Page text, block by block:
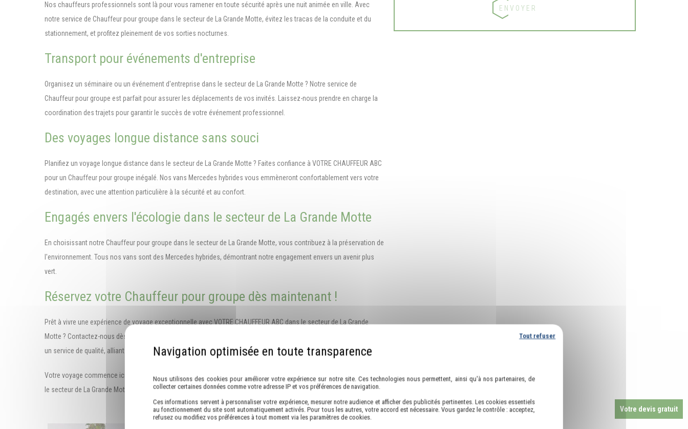
Nos chauffeurs professionnels sont là pour vous ramener en toute sécurité après une nuit animée en ville. Avec
notre service de Chauffeur pour groupe dans le secteur de La Grande Motte, évitez les tracas de la conduite et du
stationnement, et profitez pleinement de vos sorties nocturnes.
Transport pour événements d'entreprise
Organisez un séminaire ou un événement d'entreprise dans le secteur de La Grande Motte ? Notre service de
Chauffeur pour groupe est parfait pour assurer les déplacements de vos invités. Laissez-nous prendre en charge la
coordination des trajets pour garantir le succès de votre événement professionnel.
Des voyages longue distance sans souci
Planifiez un voyage longue distance dans le secteur de La Grande Motte ? Faites confiance à VOTRE CHAUFFEUR ABC
pour un Chauffeur pour groupe inégalé. Nos vans Mercedes hybrides vous emmèneront confortablement vers votre
destination, avec une attention particulière à la sécurité et au confort.
Engagés envers l'écologie dans le secteur de La Grande Motte
En choisissant notre Chauffeur pour groupe dans le secteur de La Grande Motte, vous contribuez à la préservation de
l'environnement. Tous nos vans sont des Mercedes hybrides, démontrant notre engagement envers un avenir plus
vert.
Réservez votre Chauffeur pour groupe dès maintenant !
Prêt à vivre une expérience de voyage exceptionnelle avec VOTRE CHAUFFEUR ABC dans le secteur de La Grande
Motte ? Contactez-nous dès maintenant pour réserver vos vans pour groupe. Nous sommes impatients de vous offrir
un service de qualité, alliant confort, style et responsabilité environnementale.
Votre voyage commence ici avec VOTRE CHAUFFEUR ABC, votre partenaire Chauffeur pour groupe de confiance dans
le secteur de La Grande Motte.
Votre devis gratuit
Nous utilisons des cookies pour améliorer votre expérience sur notre site. Ces technologies nous permettent, ainsi qu'à nos partenaires, de
collecter certaines données comme votre adresse IP et vos préférences de navigation.
Ces informations servent à personnaliser votre expérience, mesurer notre audience et afficher des publicités pertinentes. Les cookies essentiels
au fonctionnement du site sont automatiquement activés. Pour tous les autres, votre accord est nécessaire. Vous gardez le contrôle : acceptez,
refusez ou modifiez vos préférences à tout moment via les paramètres de cookies.
Tout refuser